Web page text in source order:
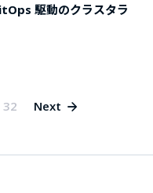
駆動のクラスタラ
32 Next